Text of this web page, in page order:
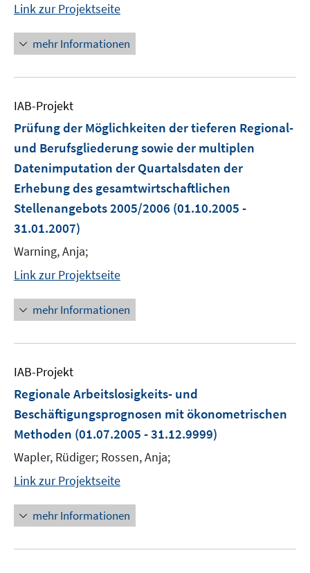
Link zur Projektseite
mehr Informationen
IAB-Projekt
Prüfung der Möglichkeiten der tieferen Regional-
und Berufsgliederung sowie der multiplen
Datenimputation der Quartalsdaten der
Erhebung des gesamtwirtschaftlichen
Stellenangebots 2005/2006 (01.10.2005 -
31.01.2007)
Warning, Anja;
Link zur Projektseite
mehr Informationen
IAB-Projekt
Regionale Arbeitslosigkeits- und
Beschäftigungsprognosen mit ökonometrischen
Methoden (01.07.2005 - 31.12.9999)
Wapler, Rüdiger; Rossen, Anja;
Link zur Projektseite
mehr Informationen